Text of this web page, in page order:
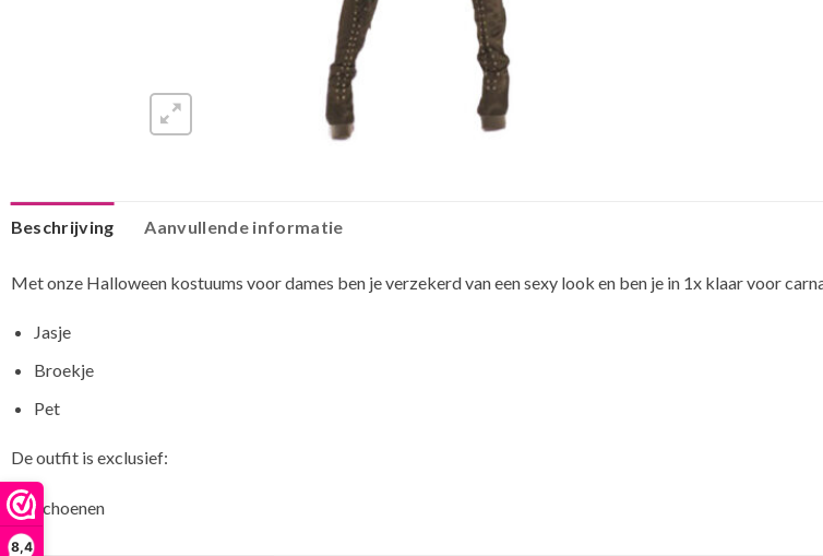
8,4
Beschrijving Aanvullende informatie
Met onze Halloween kostuums voor dames ben je verzekerd van een sexy look en ben je in 1x klaar voor
Jasje
Broekje
Pet
De outfit is exclusief:
Schoenen